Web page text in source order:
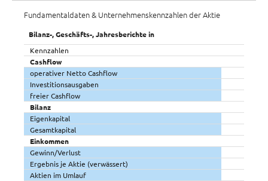
Fundamentaldaten & Unternehmenskennzahlen der Aktie
Bilanz-, Geschäfts-, Jahresberichte in
Kennzahlen
Cashflow
operativer Netto Cashflow
Investitionsausgaben
freier Cashflow
Bilanz
Eigenkapital
Gesamtkapital
Einkommen
Gewinn/Verlust
Ergebnis je Aktie (verwässert)
Aktien im Umlauf